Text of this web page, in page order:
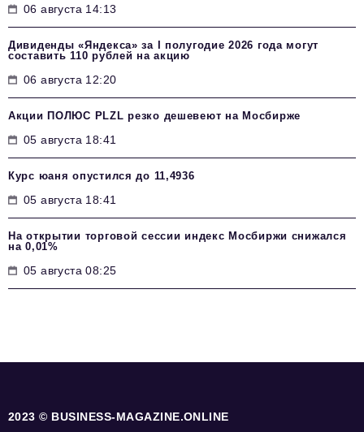
06 августа 14:13
Дивиденды «Яндекса» за I полугодие 2026 года могут
составить 110 рублей на акцию
06 августа 12:20
Акции ПОЛЮС PLZL резко дешевеют на Мосбирже
05 августа 18:41
Курс юаня опустился до 11,4936
05 августа 18:41
На открытии торговой сессии индекс Мосбиржи снижался
на 0,01%
05 августа 08:25
2023 © BUSINESS-MAGAZINE.ONLINE